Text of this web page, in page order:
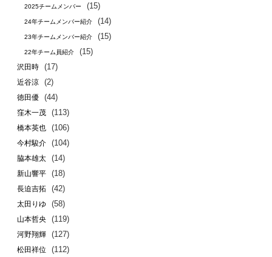
2025チームメンバー (15)
24年チームメンバー紹介 (14)
23年チームメンバー紹介 (15)
22年チーム員紹介 (15)
沢田時 (17)
近谷涼 (2)
徳田優 (44)
窪木一茂 (113)
橋本英也 (106)
今村駿介 (104)
脇本雄太 (14)
新山響平 (18)
長迫吉拓 (42)
太田りゆ (58)
山本哲央 (119)
河野翔輝 (127)
松田祥位 (112)